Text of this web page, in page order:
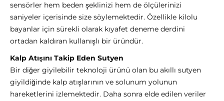
sensörler hem beden şeklinizi hem de ölçülerinizi
saniyeler içerisinde size söylemektedir. Özellikle kilolu
bayanlar için sürekli olarak kıyafet deneme derdini
ortadan kaldıran kullanışlı bir üründür.
Kalp Atışını Takip Eden Sutyen
Bir diğer giyilebilir teknoloji ürünü olan bu akıllı sutyen
giyildiğinde kalp atışlarının ve solunum yolunun
hareketlerini izlemektedir. Daha sonra elde edilen veriler